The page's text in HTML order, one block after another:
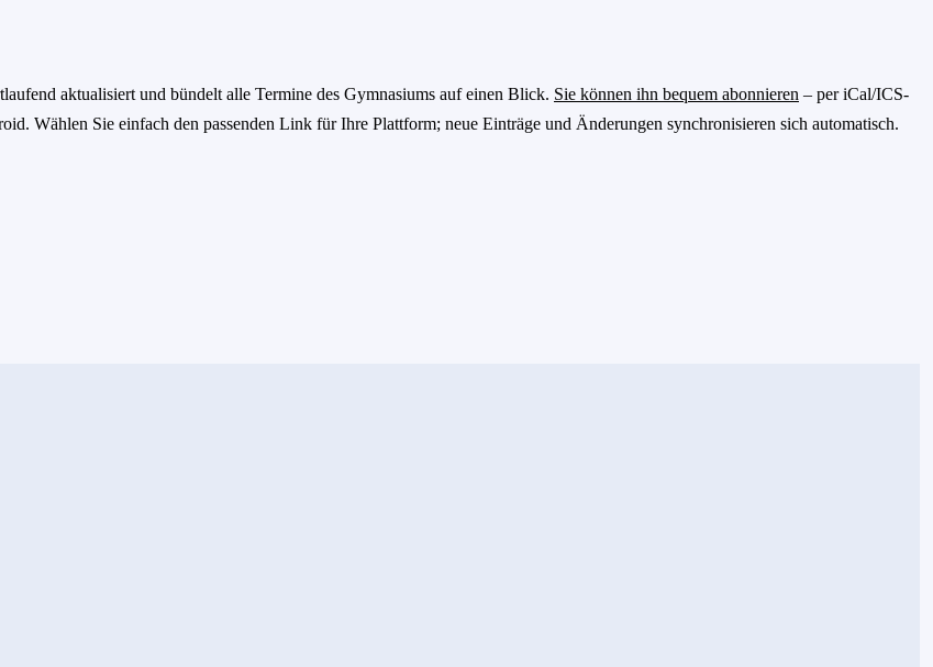
aktualisiert und bündelt alle Termine des Gymnasiums auf einen Blick. Sie können ihn bequem abonnieren – per iCal/ICS-
Wählen Sie einfach den passenden Link für Ihre Plattform; neue Einträge und Änderungen synchronisieren sich automatisch.